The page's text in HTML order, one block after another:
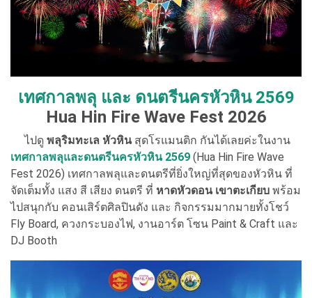
เทศกาลพลุ และ ดนตรีนครหัวหิน 2569
Hua Hin Fire Wave Fest 2026
ไปดู พลุริมทะเล หัวหินสุดโรแมนติก กันได้เลยค่ะในงาน
เทศกาลพลุและดนตรีนครหัวหิน 2569 (Hua Hin Fire Wave
Fest 2026) เทศกาลพลุและดนตรีที่ยิ่งใหญ่ที่สุดของหัวหิน ที่
จัดเต็มทั้ง แสง สี เสียง ดนตรี ที่ หาดหัวดอน เขาตะเกียบ พร้อม
ไปสนุกกับ คอนเสิร์ตศิลปินดัง และ กิจกรรมมากมายทั้งโชว์
Fly Board, ควงกระบองไฟ, งานอาร์ต โซน Paint & Craft และ
DJ Booth